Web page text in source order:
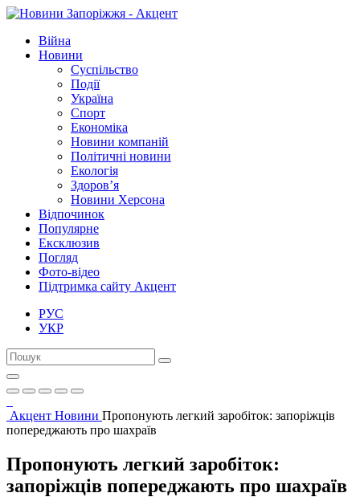
Війна
Новини
Суспільство
Події
Україна
Спорт
Економіка
Новини компаній
Політичні новини
Екологія
Здоров’я
Новини Херсона
Відпочинок
Популярне
Ексклюзив
Погляд
Фото-відео
Підтримка сайту Акцент
РУС
УКР
Акцент Новини Пропонують легкий заробіток: запоріжців
попереджають про шахраїв
Пропонують легкий заробіток:
запоріжців попереджають про шахраїв